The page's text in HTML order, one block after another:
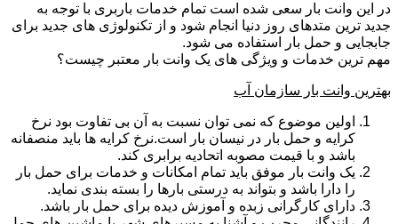
در این وانت بار سعی شده است تمام خدمات باربری با توجه به
جدید ترین متدهای روز دنیا انجام شود و از تکنولوژی های جدید برای
جابجایی و حمل بار استفاده می شود.
مهم ترین خدمات و ویژگی های یک وانت بار معتبر چیست؟
بهترین وانت بار سازمان آب
اولین موضوع که نمی توان نسبت به آن بی تفاوت بود نرخ
کرایه و حمل بار در نیسان بار است.نرخ کرایه ها باید منصفانه
باشد و با قیمت مصوبه اتحادیه برابری کند.
یک وانت بار موفق باید تمام امکانات و خدمات برای حمل بار
را دارا باشد و بتواند به درستی بارها را بسته بندی نماید.
دارای کارگرانی زبده و آموزش دیده برای حمل بار باشد.